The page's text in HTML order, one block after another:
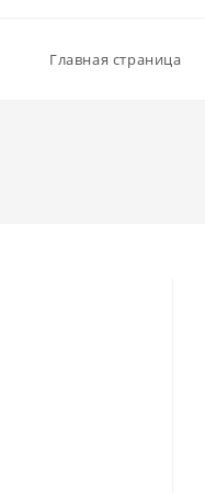
Главная страница